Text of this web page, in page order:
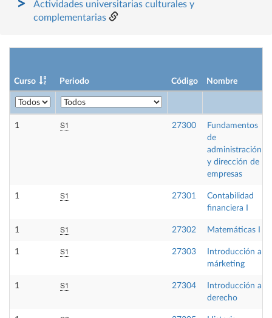
Actividades universitarias culturales y
complementarias
Curso Periodo Código Nombre
1 S1 27300
Fundamentos
de
administración
y dirección de
empresas
1 S1 27301
Contabilidad
financiera I
1 S1 27302 Matemáticas I
1 S1 27303
Introducción al
márketing
1 S1 27304
Introducción al
derecho